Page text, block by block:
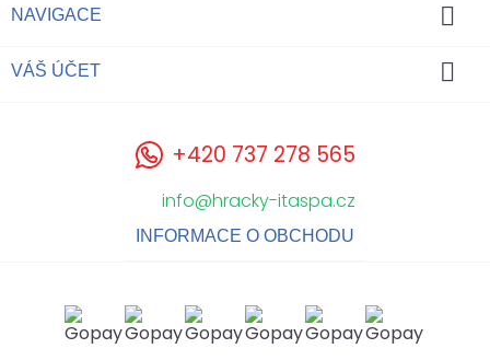
NAVIGACE 
VÁŠ ÚČET 
+420 737 278 565
info@hracky-itaspa.cz
INFORMACE O OBCHODU